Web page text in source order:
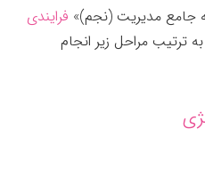
جامع مدیریت (نجم)» فرایندی
ترتیب مراحل زیر انجام